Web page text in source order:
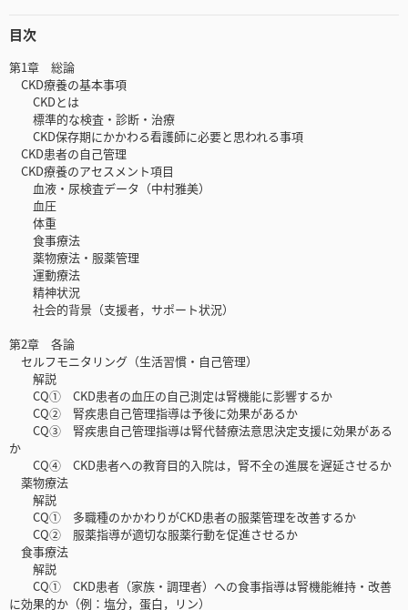
目次
第1章 総論
CKD療養の基本事項
CKDとは
標準的な検査・診断・治療
CKD保存期にかかわる看護師に必要と思われる事項
CKD患者の自己管理
CKD療養のアセスメント項目
血液・尿検査データ（中村雅美）
血圧
体重
食事療法
薬物療法・服薬管理
運動療法
精神状況
社会的背景（支援者，サポート状況）
第2章 各論
セルフモニタリング（生活習慣・自己管理）
解説
CQ① CKD患者の血圧の自己測定は腎機能に影響するか
CQ② 腎疾患自己管理指導は予後に効果があるか
CQ③ 腎疾患自己管理指導は腎代替療法意思決定支援に効果がある
か
CQ④ CKD患者への教育目的入院は，腎不全の進展を遅延させるか
薬物療法
解説
CQ① 多職種のかかわりがCKD患者の服薬管理を改善するか
CQ② 服薬指導が適切な服薬行動を促進させるか
食事療法
解説
CQ① CKD患者（家族・調理者）への食事指導は腎機能維持・改善
に効果的か（例：塩分，蛋白，リン）